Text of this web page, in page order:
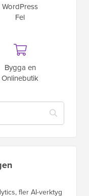
WordPress
Fel
Bygga en
Onlinebutik
fler AI-verktyg